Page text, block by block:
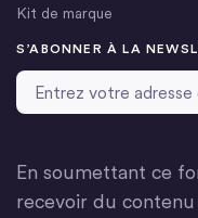
Kit de marque
S’ABONNER À LA
Adresse email *
En soumettant ce
recevoir du